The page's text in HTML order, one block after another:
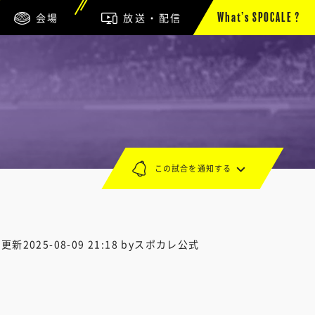
会場 放送・配信 What’s SPOCALE ?
新2025-08-09 21:18 byスポカレ公式
この試合を通知する